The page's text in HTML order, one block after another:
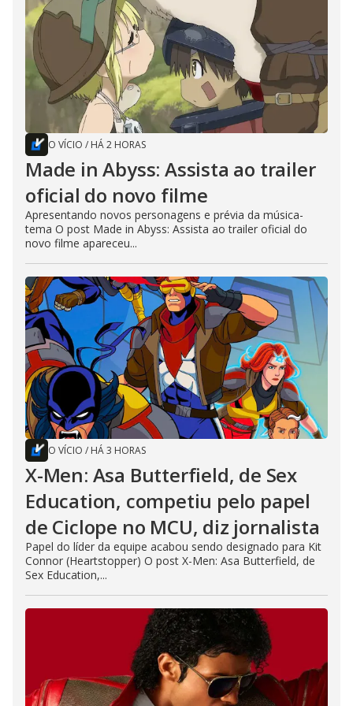
O VÍCIO / HÁ 2 HORAS
Made in Abyss: Assista ao trailer
oficial do novo filme
Apresentando novos personagens e prévia da música-
tema O post Made in Abyss: Assista ao trailer oficial do
novo filme apareceu...
O VÍCIO / HÁ 3 HORAS
X-Men: Asa Butterfield, de Sex
Education, competiu pelo papel
de Ciclope no MCU, diz jornalista
Papel do líder da equipe acabou sendo designado para Kit
Connor (Heartstopper) O post X-Men: Asa Butterfield, de
Sex Education,...